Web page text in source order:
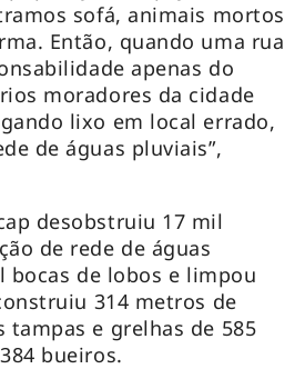
sofá, animais mortos
Então, quando uma rua
apenas do
moradores da cidade
lixo em local errado,
de águas pluviais”,
desobstruiu 17 mil
de rede de águas
bocas de lobos e limpou
314 metros de
tampas e grelhas de 585
bueiros.